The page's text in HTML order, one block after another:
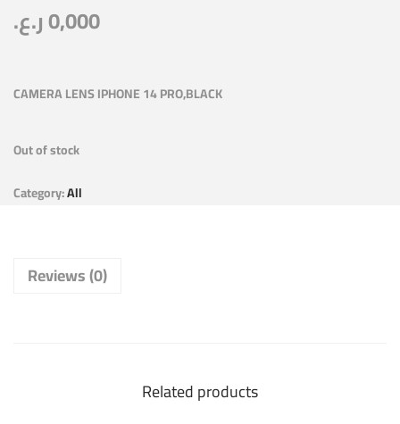
0,000ر.ع.
CAMERA LENS IPHONE 14 PRO,BLACK
Out of stock
Category:All
Reviews (0)
Related products